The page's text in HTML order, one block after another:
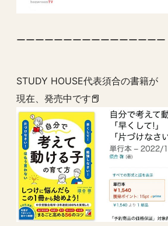
ーーーーーーーーーーーーーーーー
STUDY HOUSE代表須合の書籍が
現在、発売中です📕